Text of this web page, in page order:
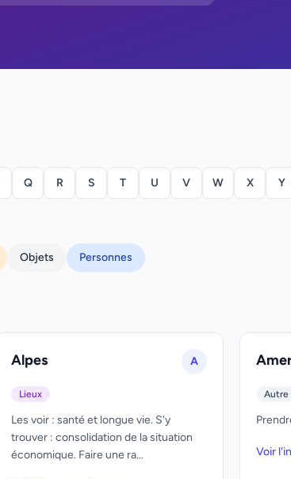
Q R S T U V W X Y
Objets Personnes
Alpes A
Lieux
Les voir : santé et longue vie. S'y
trouver : consolidation de la situation
économique. Faire une ra...
Autre
Voir